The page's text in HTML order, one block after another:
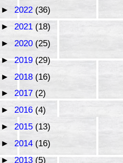
► 2022 (36)
► 2021 (18)
► 2020 (25)
►2019(29)
► 2018 (16)
► 2017 (2)
► 2016 (4)
► 2015 (13)
► 2014 (16)
►2013(5)